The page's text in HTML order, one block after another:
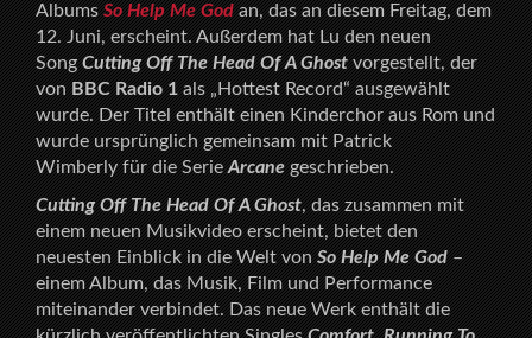
AlbumsSo Help Me Godan, das an diesem Freitag, dem
12. Juni, erscheint. Außerdem hat Lu den neuen
SongCutting Off The Head Of A Ghost vorgestellt, der
vonBBC Radio 1als „Hottest Record“ ausgewählt
wurde. Der Titel enthält einen Kinderchor aus Rom und
wurde ursprünglich gemeinsam mit Patrick
Wimberly für die SerieArcanegeschrieben.
Cutting Off The Head Of A Ghost, das zusammen mit
einem neuen Musikvideo erscheint, bietet den
neuesten Einblick in die Welt vonSo Help Me God–
einem Album, das Musik, Film und Performance
miteinander verbindet. Das neue Werk enthält die